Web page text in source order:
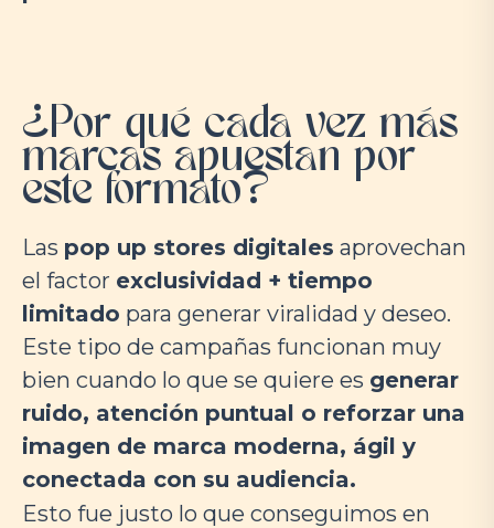
¿Por qué cada vez más
marcas apuestan por
este formato?
Las pop up stores digitales aprovechan
el factor exclusividad + tiempo
limitado para generar viralidad y deseo.
Este tipo de campañas funcionan muy
bien cuando lo que se quiere es generar
ruido, atención puntual o reforzar una
imagen de marca moderna, ágil y
conectada con su audiencia.
Esto fue justo lo que conseguimos en